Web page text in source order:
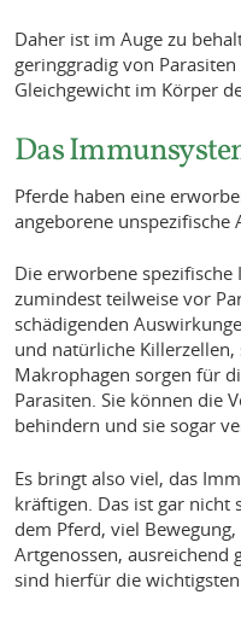
Daher ist im Auge zu
geringgradig von
Gleichgewicht im Körper
Das
Pferde haben eine
angeborene unspezifische
Die erworbene
zumindest teilweise vor
schädigenden
und natürliche
Makrophagen sorgen für
Parasiten. Sie können die
behindern und sie sogar
Es bringt also viel, das
kräftigen. Das ist gar nicht
dem Pferd, viel
Artgenossen, ausreichend
sind hierfür die